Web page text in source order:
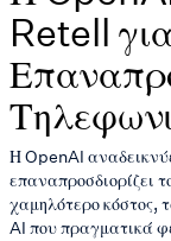
Retell
Η OpenAI
επαναπροσδιορίζει
χαμηλότερο κόστος,
AI που πραγματικά